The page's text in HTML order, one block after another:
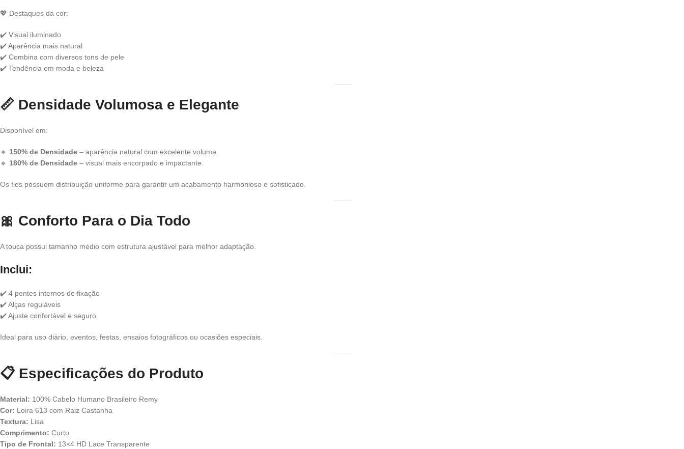
💖 Destaques da cor:
✔️ Visual iluminado
✔️ Aparência mais natural
✔️ Combina com diversos tons de pele
✔️ Tendência em moda e beleza
📏 Densidade Volumosa e Elegante
Disponível em:
🔸 150% de Densidade – aparência natural com excelente volume.
🔸 180% de Densidade – visual mais encorpado e impactante.
Os fios possuem distribuição uniforme para garantir um acabamento harmonioso e sofisticado.
🎀 Conforto Para o Dia Todo
A touca possui tamanho médio com estrutura ajustável para melhor adaptação.
Inclui:
✔️ 4 pentes internos de fixação
✔️ Alças reguláveis
✔️ Ajuste confortável e seguro
Ideal para uso diário, eventos, festas, ensaios fotográficos ou ocasiões especiais.
📋 Especificações do Produto
Material: 100% Cabelo Humano Brasileiro Remy
Cor: Loira 613 com Raiz Castanha
Textura: Lisa
Comprimento: Curto
Tipo de Frontal: 13×4 HD Lace Transparente